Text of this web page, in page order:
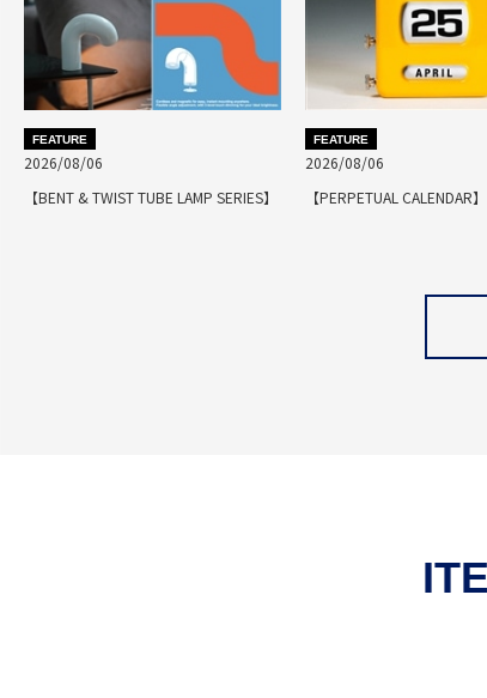
FEATURE
2026/08/06
【BENT & TWIST TUBE LAMP SERIES】
FEATURE
2026/08/06
【PERPETUAL CALENDAR】